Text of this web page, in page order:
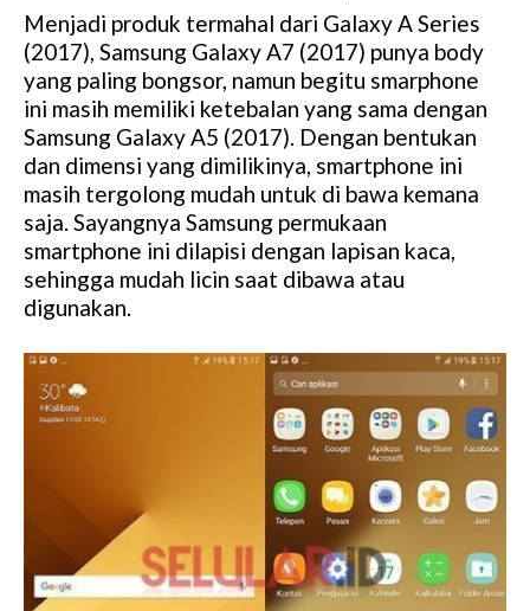
M
u
t
e
Menjadi produk termahal dari Galaxy A Series
(2017), Samsung Galaxy A7 (2017) punya body
yang paling bongsor, namun begitu smarphone
ini masih memiliki ketebalan yang sama dengan
Samsung Galaxy A5 (2017). Dengan bentukan
dan dimensi yang dimilikinya, smartphone ini
masih tergolong mudah untuk di bawa kemana
saja. Sayangnya Samsung permukaan
smartphone ini dilapisi dengan lapisan kaca,
sehingga mudah licin saat dibawa atau
digunakan.